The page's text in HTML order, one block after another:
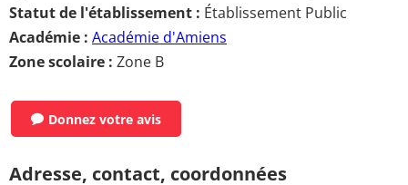
Statut de l'établissement : Établissement Public
Académie : Académie d'Amiens
Zone scolaire : Zone B
Donnez votre avis
Adresse, contact, coordonnées